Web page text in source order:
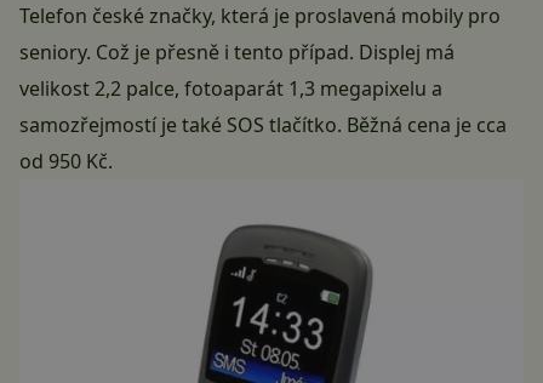
Telefon české značky, která je proslavená mobily pro
seniory. Což je přesně i tento případ. Displej má
velikost 2,2 palce, fotoaparát 1,3 megapixelu a
samozřejmostí je také SOS tlačítko. Běžná cena je cca
od 950 Kč.